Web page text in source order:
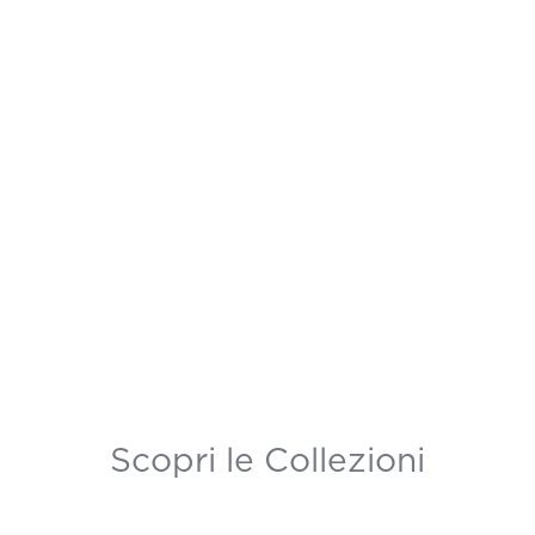
Scopri le Collezioni